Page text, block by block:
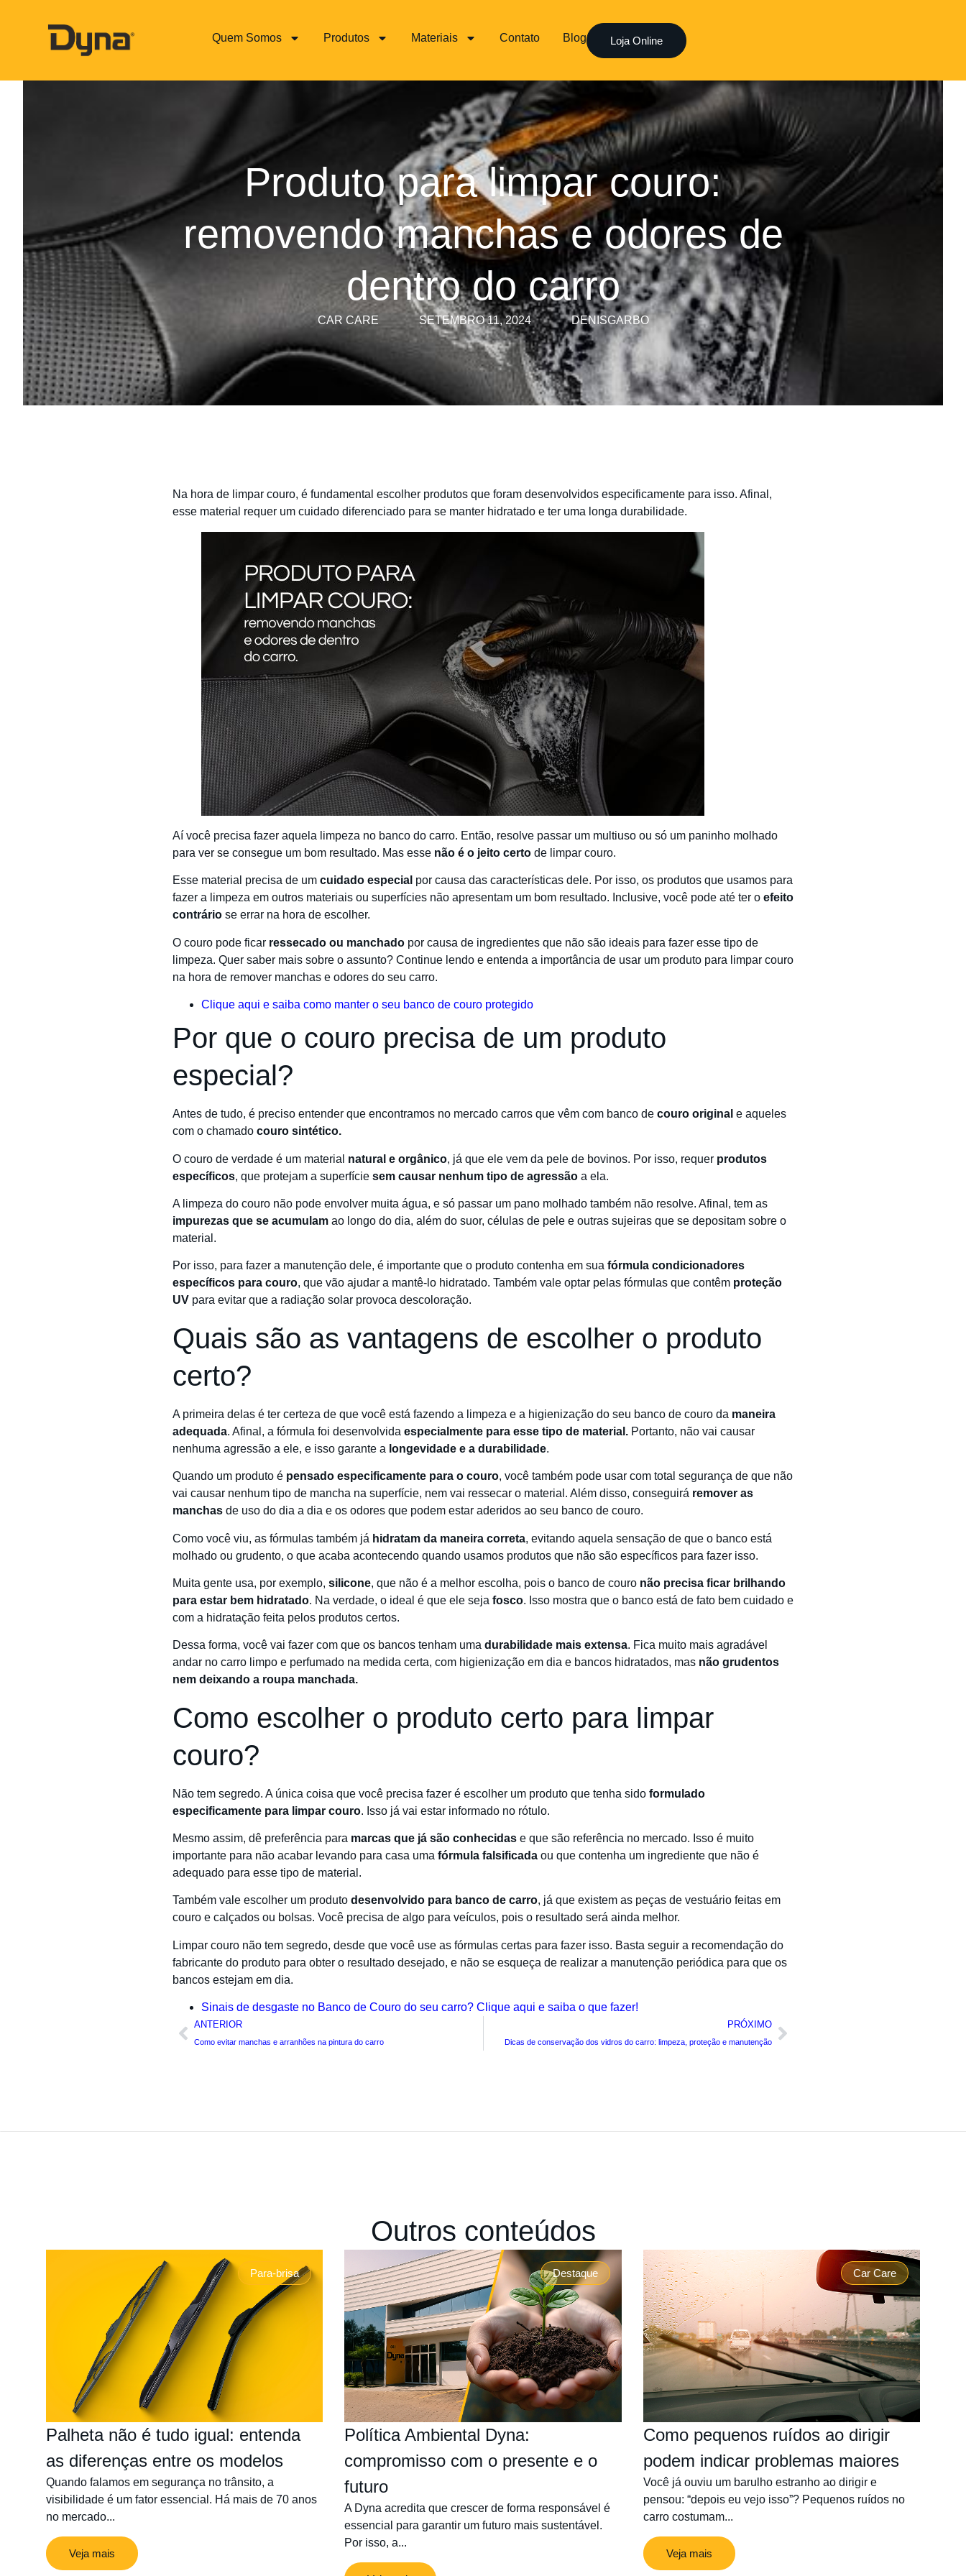
Quem Somos Produtos Materiais Contato Blog Loja Online
Produto para limpar couro:
removendo manchas e odores de
dentro do carro
CAR CARE SETEMBRO 11, 2024 DENISGARBO
Na hora de limpar couro, é fundamental escolher produtos que foram desenvolvidos especificamente para isso. Afinal,
esse material requer um cuidado diferenciado para se manter hidratado e ter uma longa durabilidade.
Aí você precisa fazer aquela limpeza no banco do carro. Então, resolve passar um multiuso ou só um paninho molhado
para ver se consegue um bom resultado. Mas esse não é o jeito certo de limpar couro.
Esse material precisa de um cuidado especial por causa das características dele. Por isso, os produtos que usamos para
fazer a limpeza em outros materiais ou superfícies não apresentam um bom resultado. Inclusive, você pode até ter o efeito
contrário se errar na hora de escolher.
O couro pode ficar ressecado ou manchado por causa de ingredientes que não são ideais para fazer esse tipo de
limpeza. Quer saber mais sobre o assunto? Continue lendo e entenda a importância de usar um produto para limpar couro
na hora de remover manchas e odores do seu carro.
Clique aqui e saiba como manter o seu banco de couro protegido
Por que o couro precisa de um produto
especial?
Antes de tudo, é preciso entender que encontramos no mercado carros que vêm com banco de couro original e aqueles
com o chamado couro sintético.
O couro de verdade é um material natural e orgânico, já que ele vem da pele de bovinos. Por isso, requer produtos
específicos, que protejam a superfície sem causar nenhum tipo de agressão a ela.
A limpeza do couro não pode envolver muita água, e só passar um pano molhado também não resolve. Afinal, tem as
impurezas que se acumulam ao longo do dia, além do suor, células de pele e outras sujeiras que se depositam sobre o
material.
Por isso, para fazer a manutenção dele, é importante que o produto contenha em sua fórmula condicionadores
específicos para couro, que vão ajudar a mantê-lo hidratado. Também vale optar pelas fórmulas que contêm proteção
UV para evitar que a radiação solar provoca descoloração.
Quais são as vantagens de escolher o produto
certo?
A primeira delas é ter certeza de que você está fazendo a limpeza e a higienização do seu banco de couro da maneira
adequada. Afinal, a fórmula foi desenvolvida especialmente para esse tipo de material. Portanto, não vai causar
nenhuma agressão a ele, e isso garante a longevidade e a durabilidade.
Quando um produto é pensado especificamente para o couro, você também pode usar com total segurança de que não
vai causar nenhum tipo de mancha na superfície, nem vai ressecar o material. Além disso, conseguirá remover as
manchas de uso do dia a dia e os odores que podem estar aderidos ao seu banco de couro.
Como você viu, as fórmulas também já hidratam da maneira correta, evitando aquela sensação de que o banco está
molhado ou grudento, o que acaba acontecendo quando usamos produtos que não são específicos para fazer isso.
Muita gente usa, por exemplo, silicone, que não é a melhor escolha, pois o banco de couro não precisa ficar brilhando
para estar bem hidratado. Na verdade, o ideal é que ele seja fosco. Isso mostra que o banco está de fato bem cuidado e
com a hidratação feita pelos produtos certos.
Dessa forma, você vai fazer com que os bancos tenham uma durabilidade mais extensa. Fica muito mais agradável
andar no carro limpo e perfumado na medida certa, com higienização em dia e bancos hidratados, mas não grudentos
nem deixando a roupa manchada.
Como escolher o produto certo para limpar
couro?
Não tem segredo. A única coisa que você precisa fazer é escolher um produto que tenha sido formulado
especificamente para limpar couro. Isso já vai estar informado no rótulo.
Mesmo assim, dê preferência para marcas que já são conhecidas e que são referência no mercado. Isso é muito
importante para não acabar levando para casa uma fórmula falsificada ou que contenha um ingrediente que não é
adequado para esse tipo de material.
Também vale escolher um produto desenvolvido para banco de carro, já que existem as peças de vestuário feitas em
couro e calçados ou bolsas. Você precisa de algo para veículos, pois o resultado será ainda melhor.
Limpar couro não tem segredo, desde que você use as fórmulas certas para fazer isso. Basta seguir a recomendação do
fabricante do produto para obter o resultado desejado, e não se esqueça de realizar a manutenção periódica para que os
bancos estejam em dia.
Sinais de desgaste no Banco de Couro do seu carro? Clique aqui e saiba o que fazer!
ANTERIOR
Como evitar manchas e arranhões na pintura do carro
PRÓXIMO
Dicas de conservação dos vidros do carro: limpeza, proteção e manutenção
Outros conteúdos
Para-brisa
Palheta não é tudo igual: entenda
as diferenças entre os modelos
Quando falamos em segurança no trânsito, a
visibilidade é um fator essencial. Há mais de 70 anos
no mercado...
Veja mais
Destaque
Política Ambiental Dyna:
compromisso com o presente e o
futuro
A Dyna acredita que crescer de forma responsável é
essencial para garantir um futuro mais sustentável.
Por isso, a...
Car Care
Como pequenos ruídos ao dirigir
podem indicar problemas maiores
Você já ouviu um barulho estranho ao dirigir e
pensou: “depois eu vejo isso”? Pequenos ruídos no
carro costumam...
Veja mais